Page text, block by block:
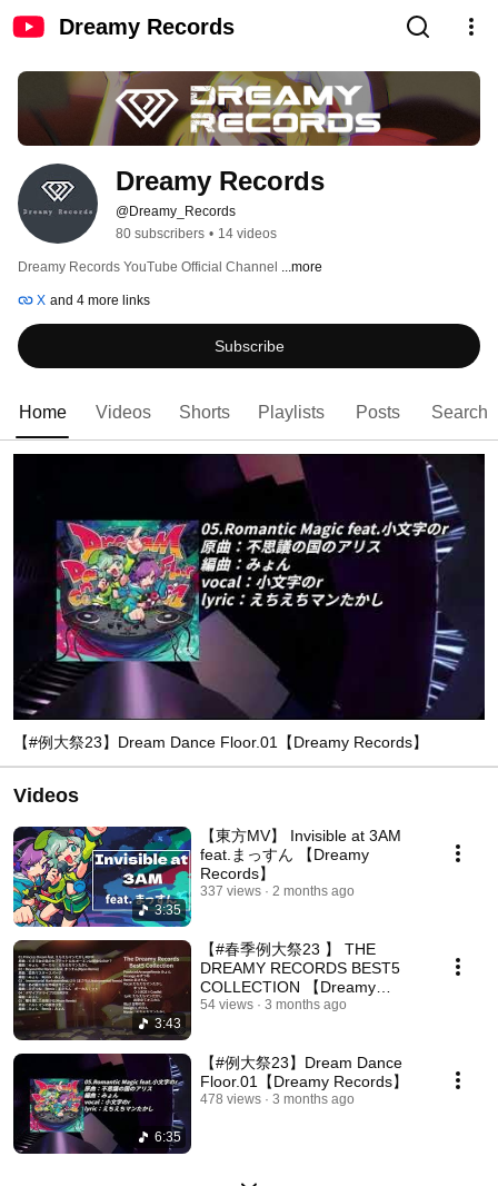
Dreamy Records
Dreamy Records
@Dreamy_Records
80 subscribers • 14 videos
Dreamy Records YouTube Official Channel ...more
X and 4 more links
Subscribe
Home Videos Shorts Playlists Posts Search
【#例大祭23】Dream Dance Floor.01【Dreamy Records】
Videos
3:35
【東方MV】 Invisible at 3AM
feat.まっすん 【Dreamy
Records】
337 views 2 months ago
3:43
【#春季例大祭23 】 THE
DREAMY RECORDS BEST5
COLLECTION 【Dreamy
Records】
54 views 3 months ago
6:35
【#例大祭23】Dream Dance
Floor.01【Dreamy Records】
478 views 3 months ago